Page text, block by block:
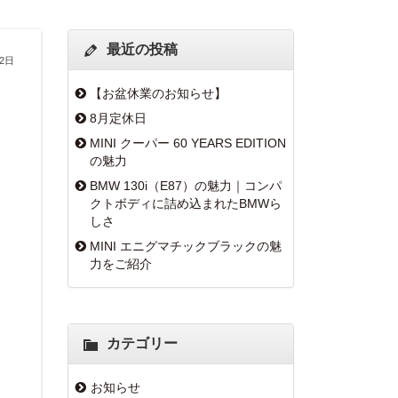
日
最近の投稿
【お盆休業のお知らせ】
8月定休日
MINI クーパー 60 YEARS EDITION
の魅力
BMW 130i（E87）の魅力｜コンパ
クトボディに詰め込まれたBMWら
しさ
MINI エニグマチックブラックの魅
力をご紹介
カテゴリー
お知らせ